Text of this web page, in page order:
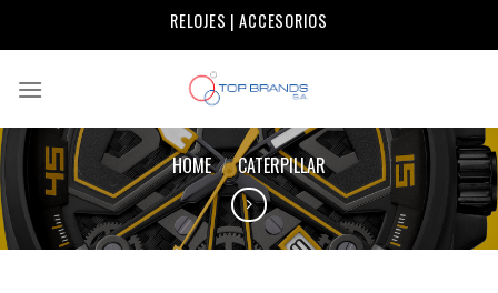
RELOJES | ACCESORIOS
HOME / CATERPILLAR